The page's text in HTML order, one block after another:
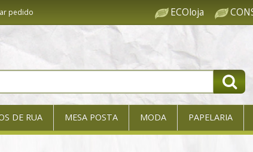
pedido ECOloja
DE RUA MESA POSTA MODA PAPELARIA